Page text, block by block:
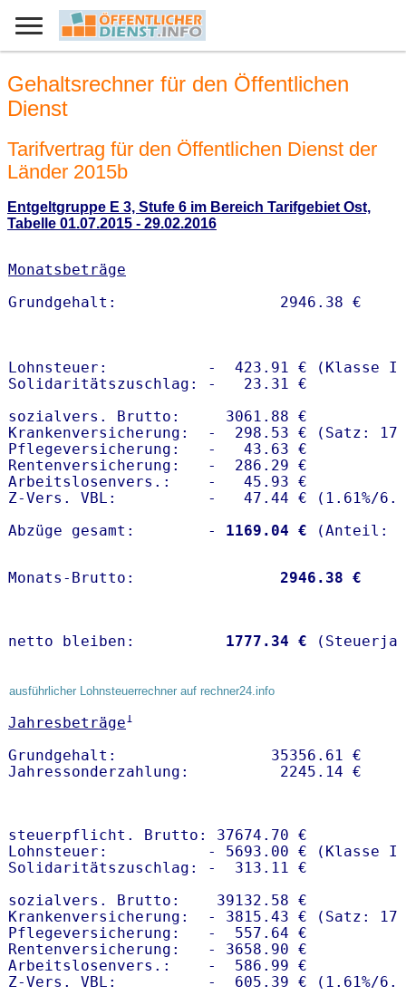
Gehaltsrechner für den Öffentlichen
Dienst
Tarifvertrag für den Öffentlichen Dienst der
Länder 2015b
Entgeltgruppe E 3, Stufe 6 im Bereich Tarifgebiet Ost,
Tabelle 01.07.2015 - 29.02.2016
Monatsbeträge
Lohnsteuer:           -  423.91 € (Klasse I)
Solidaritätszuschlag: -   23.31 €
sozialvers. Brutto:     3061.88 €
Krankenversicherung:  -  298.53 € (Satz:
Pflegeversicherung:   -   43.63 €
Rentenversicherung:   -  286.29 €
Arbeitslosenvers.:    -   45.93 €
Z-Vers. VBL:          -   47.44 € ( 1.61%/
Abzüge gesamt:        -
1169.04 €
Monats-Brutto: 2946.38 €
netto bleiben: 1777.34 €
ausführlicher Lohnsteuerrechner auf rechner24.info
Jahresbeträge1
Grundgehalt:                 35356.61 €
steuerpflicht. Brutto: 37674.70 €
Lohnsteuer:           - 5693.00 € (Klasse I)
Solidaritätszuschlag: -  313.11 €
sozialvers. Brutto:    39132.58 €
Krankenversicherung:  - 3815.43 € (Satz:
Pflegeversicherung:   -  557.64 €
Rentenversicherung:   - 3658.90 €
Arbeitslosenvers.:    -  586.99 €
Z-Vers. VBL:          -  605.39 € ( 1.61%/